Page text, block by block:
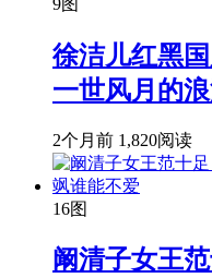
徐洁儿红黑
一世风月的
2个月前 1,820阅读
16图
阚清子女王